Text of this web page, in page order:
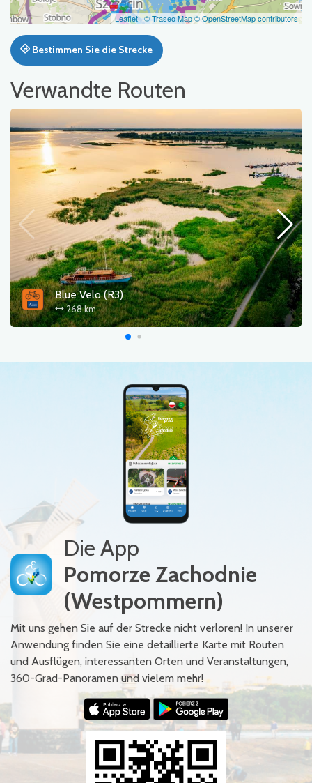
Leaflet|© Traseo Map© OpenStreetMap contributors
Bestimmen Sie die Strecke
Verwandte Routen
Blue Velo (R3)
268 km
Die App
Pomorze Zachodnie
(Westpommern)
Mit uns gehen Sie auf der Strecke nicht verloren! In unserer
Anwendung finden Sie eine detaillierte Karte mit Routen
und Ausflügen, interessanten Orten und Veranstaltungen,
360-Grad-Panoramen und vielem mehr!